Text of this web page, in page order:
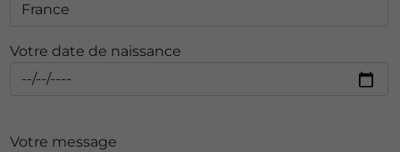
Votre date de naissance
Votre message